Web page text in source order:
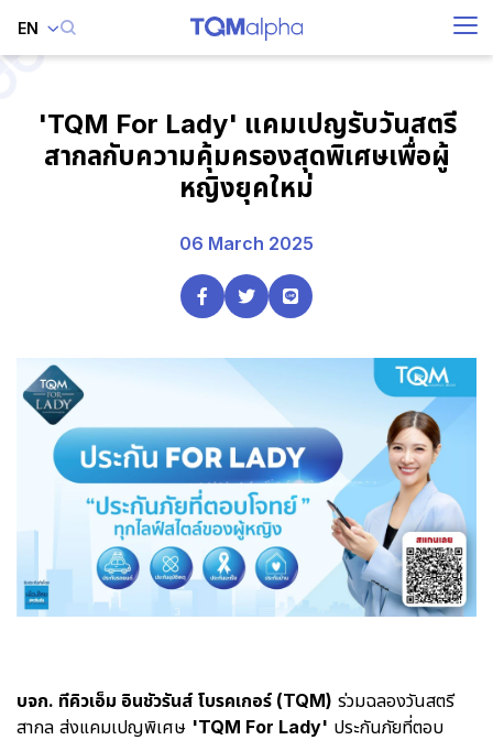
EN
'TQM For Lady' แคมเปญรับวันสตรี
สากลกับความคุ้มครองสุดพิเศษเพื่อผู้
หญิงยุคใหม่
06 March 2025
บจก. ทีคิวเอ็ม อินชัวรันส์ โบรคเกอร์ (TQM) ร่วมฉลองวันสตรี
สากล ส่งแคมเปญพิเศษ 'TQM For Lady' ประกันภัยที่ตอบ